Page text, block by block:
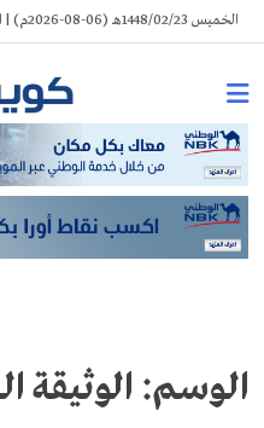
Skip
to
الخميس 1448/02/23هـ (06-08-2026م) | الكويت
الوسم: الوثيقة